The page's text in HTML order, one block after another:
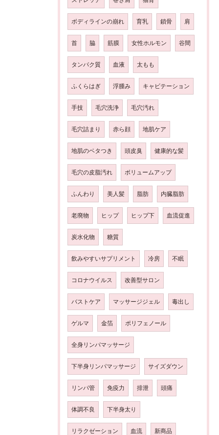
ボディラインの崩れ 育乳 鎖骨 肩
首 脇 筋膜 女性ホルモン 谷間
タンパク質 血液 太もも
ふくらはぎ 浮腫み キャビテーション
手技 毛穴洗浄 毛穴汚れ
毛穴詰まり 赤ら顔 地肌ケア
地肌のベタつき 頭皮臭 健康的な髪
毛穴の皮脂汚れ ボリュームアップ
ふんわり 美人髪 脂肪 内臓脂肪
老廃物 ヒップ ヒップ下 血流促進
炭水化物 糖質
飲みやすいサプリメント 冷房 不眠
コロナウイルス 改善型サロン
バストケア マッサージジェル 毒出し
ゲルマ 金箔 ポリフェノール
全身リンパマッサージ
下半身リンパマッサージ サイズダウン
リンパ管 免疫力 排泄 頭痛
体調不良 下半身太り
リラクゼーション 血流 新商品